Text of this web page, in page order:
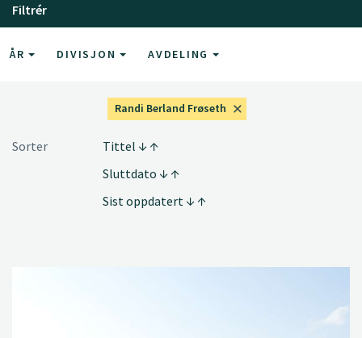
Filtrér
ÅR DIVISJON AVDELING
Randi Berland Frøseth
Sorter
Tittel
Sluttdato
Sist oppdatert